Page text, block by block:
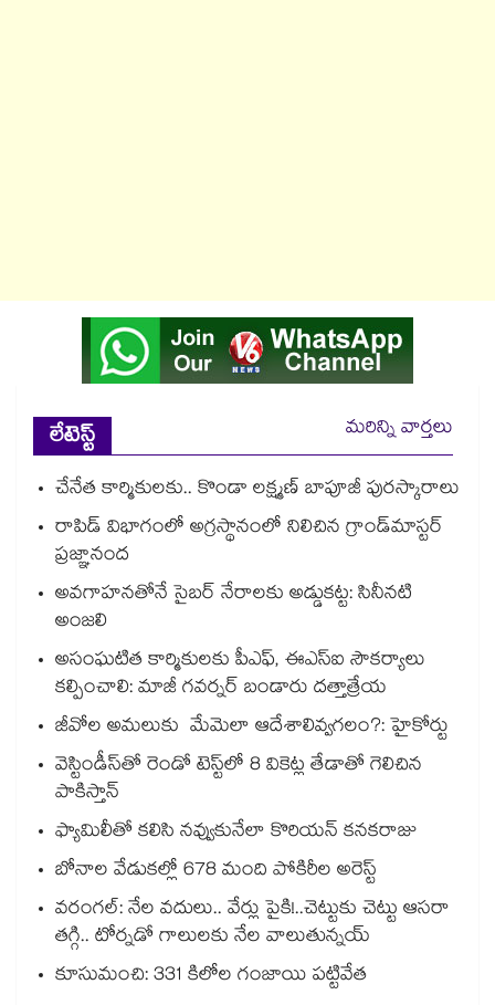
లేటెస్ట్
మరిన్ని వార్తలు
చేనేత కార్మికులకు.. కొండా లక్ష్మణ్ బాపూజీ పురస్కారాలు
రాపిడ్ విభాగంలో అగ్రస్థానంలో నిలిచిన గ్రాండ్‌మాస్టర్
ప్రజ్ఞానంద
అవగాహనతోనే సైబర్ నేరాలకు అడ్డుకట్ట: సినీనటి
అంజలి
అసంఘటిత కార్మికులకు పీఎఫ్, ఈఎస్ఐ సౌకర్యాలు
కల్పించాలి: మాజీ గవర్నర్ బండారు దత్తాత్రేయ
జీవోల అమలుకు మేమెలా ఆదేశాలివ్వగలం?: హైకోర్టు
వెస్టిండీస్‌తో రెండో టెస్ట్‌లో 8 వికెట్ల తేడాతో గెలిచిన
పాకిస్తాన్
ఫ్యామిలీతో కలిసి నవ్వుకునేలా కొరియన్ కనకరాజు
బోనాల వేడుకల్లో 678 మంది పోకిరీల అరెస్ట్
వరంగల్‍: నేల వదులు.. వేర్లు పైకి!..చెట్టుకు చెట్టు ఆసరా
తగ్గి.. టోర్నడో గాలులకు నేల వాలుతున్నయ్
కూసుమంచి: 331 కిలోల గంజాయి పట్టివేత